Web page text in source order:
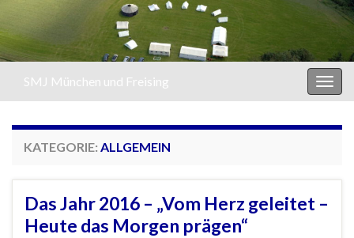
SMJ München und Freising
KATEGORIE: ALLGEMEIN
Das Jahr 2016 – „Vom Herz geleitet –
Heute das Morgen prägen“